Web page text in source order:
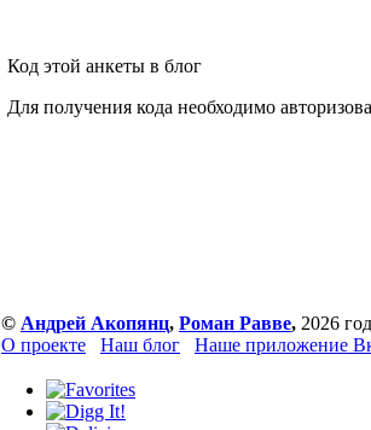
Код этой анкеты в блог
Для получения кода необходимо
© Андрей Акопянц, Роман Равве, 2026
О проекте
Наш блог Наше приложение